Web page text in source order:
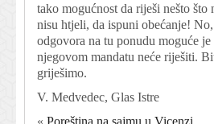
tako mogućnost da riješi nešto
nisu htjeli, da ispuni obećanje!
odgovora na tu ponudu moguće
njegovom mandatu neće riješiti.
griješimo.
V. Medvedec, Glas Istre
« Poreština na sajmu u Vicenzi